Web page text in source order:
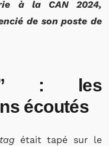
à la CAN 2024,
de son poste de
: les
écoutés
était tapé sur le